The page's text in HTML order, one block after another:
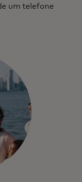
um telefone